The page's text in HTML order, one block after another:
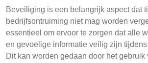
Beveiliging is een belangrijk aspect dat
bedrijfsontruiming niet mag worden
essentieel om ervoor te zorgen dat alle
en gevoelige informatie veilig zijn
Dit kan worden gedaan door het